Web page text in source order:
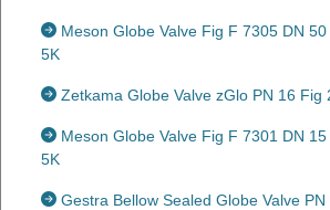
Meson Globe Valve Fig F 7305 DN
5K
Zetkama Globe Valve zGlo PN 16 Fig
Meson Globe Valve Fig F 7301 DN
5K
Gestra Bellow Sealed Globe Valve PN